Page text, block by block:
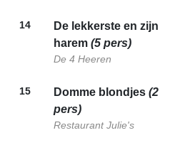
14
De lekkerste en zijn
harem (5 pers)
De 4 Heeren
15 Domme blondjes (2
pers)
Restaurant Julie's